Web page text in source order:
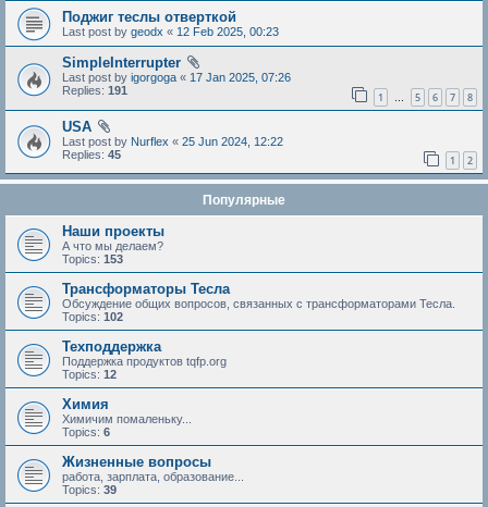
Поджиг теслы отверткой
Last post by geodx « 12 Feb 2025, 00:23
SimpleInterrupter
Last post by igorgoga « 17 Jan 2025, 07:26
Replies: 191 1 … 5 6 7 8
USA
Last post by Nurflex « 25 Jun 2024, 12:22
Replies: 45 1 2
Популярные
Наши проекты
А что мы делаем?
Topics: 153
Трансформаторы Тесла
Обсуждение общих вопросов, связанных с трансформаторами Тесла.
Topics: 102
Техподдержка
Поддержка продуктов tqfp.org
Topics: 12
Химия
Химичим помаленьку...
Topics: 6
Жизненные вопросы
работа, зарплата, образование...
Topics: 39